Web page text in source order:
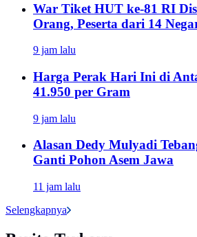
War Tiket HUT ke-81 RI
Orang, Peserta dari 14
9 jam lalu
Harga Perak Hari Ini di
41.950 per Gram
9 jam lalu
Alasan Dedy Mulyadi
Ganti Pohon Asem Jawa
11 jam lalu
Selengkapnya